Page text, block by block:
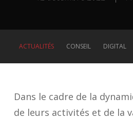
ACTUALITÉS CONSEIL DIGITAL
Dans le cadre de la
de leurs activités et de la